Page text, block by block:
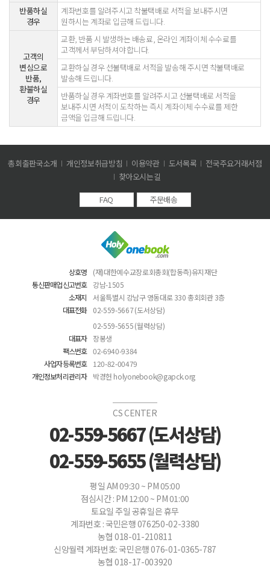
반품하실
경우
계좌번호를 알려주시고 착불택배로 서적을 보내주시면
원하시는 계좌로 입금해 드립니다.
고객의
변심으로
반품,
환불하실
경우
교환, 반품 시 발생하는 배송료, 온라인 계좌이체 수수료를
고객께서 부담하셔야 합니다.
교환하실 경우 선불택배로 서적을 발송해 주시면 착불택배로
발송해 드립니다.
반품하실 경우 계좌번호를 알려주시고 선불택배로 서적을
보내주시면 서적이 도착하는 즉시 계좌이체 수수료를 제한
금액을 입금해 드립니다.
총회출판국소개 개인정보취급방침 이용약관 도서목록
전국주요거래서점
찾아오시는길
FAQ
주문배송
상호명
(재)대한예수교장로회총회(합동측)유지재단
통신판매업신고번호
강남-1505
소재지
서울특별시 강남구 영동대로 330 총회회관 3층
대표전화
02-559-5667 (도서상담)
02-559-5655 (월력상담)
대표자
장봉생
팩스번호 02-6940-9384
사업자등록번호
120-82-00479
개인정보처리관리자
박경헌 holyonebook@gapck.org
CS CENTER
02-559-5667 (도서상담)
02-559-5655 (월력상담)
평일 AM 09:30 ~ PM 05:00
점심시간 : PM 12:00 ~ PM 01:00
토요일 주일 공휴일은 휴무
계좌번호 : 국민은행 076250-02-3380
농협 018-01-210811
신앙월력 계좌번호: 국민은행 076-01-0365-787
농협 018-17-003920